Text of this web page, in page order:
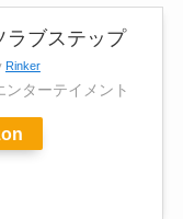
ラブステップ
Rinker
ンターテイメント